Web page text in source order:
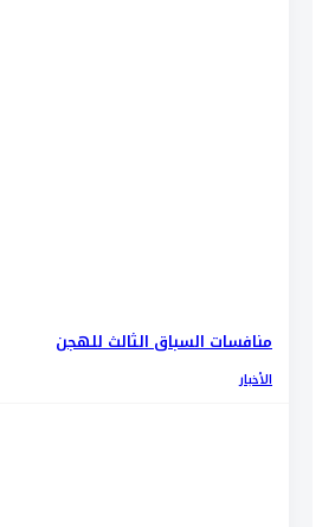
منافسات السباق الثالث للهجن
الأخبار